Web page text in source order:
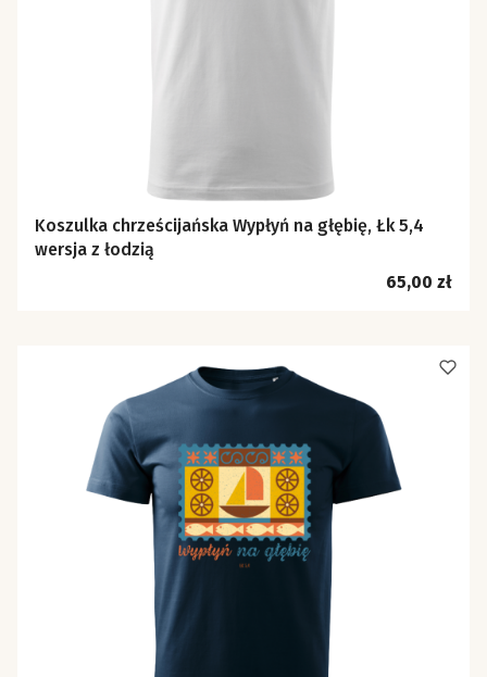
Koszulka chrześcijańska Wypłyń na głębię, Łk 5,4
wersja z łodzią
Cena
65,00 zł